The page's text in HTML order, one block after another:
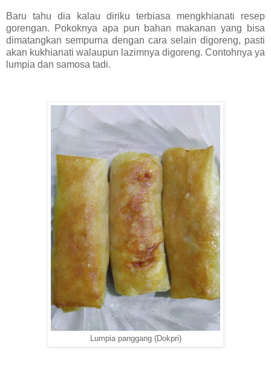
Baru tahu dia kalau diriku terbiasa mengkhianati resep
gorengan. Pokoknya apa pun bahan makanan yang bisa
dimatangkan sempurna dengan cara selain digoreng, pasti
akan kukhianati walaupun lazimnya digoreng. Contohnya ya
lumpia dan samosa tadi.
Lumpia panggang (Dokpri)